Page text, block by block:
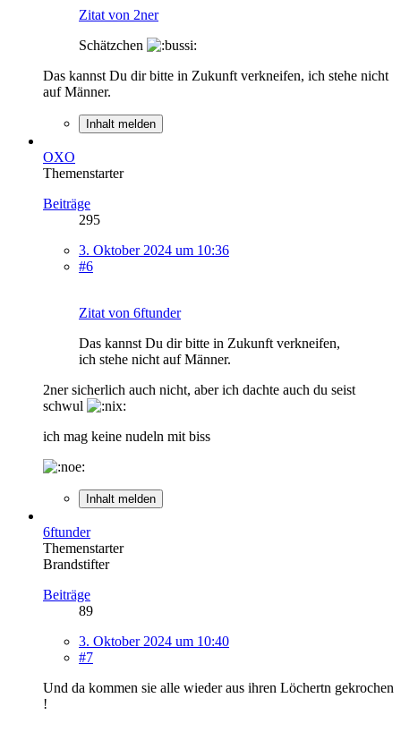
Zitat von 2ner
Schätzchen
Das kannst Du dir bitte in Zukunft verkneifen, ich stehe nicht
auf Männer.
Inhalt melden
OXO
Themenstarter
Beiträge
295
3. Oktober 2024 um 10:36
#6
Zitat von 6ftunder
Das kannst Du dir bitte in Zukunft verkneifen,
ich stehe nicht auf Männer.
2ner sicherlich auch nicht, aber ich dachte auch du seist
schwul
ich mag keine nudeln mit biss
Inhalt melden
6ftunder
Themenstarter
Brandstifter
Beiträge
89
3. Oktober 2024 um 10:40
#7
Und da kommen sie alle wieder aus ihren Löchertn gekrochen
!